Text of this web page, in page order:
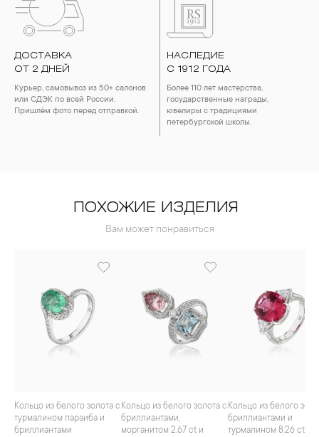
ДОСТАВКА
ОТ 2 ДНЕЙ
Курьер, самовывоз из 50+ салонов
или СДЭК по всей России.
Пришлём фото перед отправкой.
НАСЛЕДИЕ
С 1912 ГОДА
Более 110 лет мастерства,
государственные награды,
ювелиры с традициями
петербургской школы.
ПОХОЖИЕ ИЗДЕЛИЯ
Вам может понравиться
Кольцо из белого золота с
турмалином параиба и
бриллиантами
Кольцо из белого золота с
бриллиантами,
морганитом 2.67 ct и
Кольцо из белого золота с
бриллиантами и
турмалином 8.26 ct